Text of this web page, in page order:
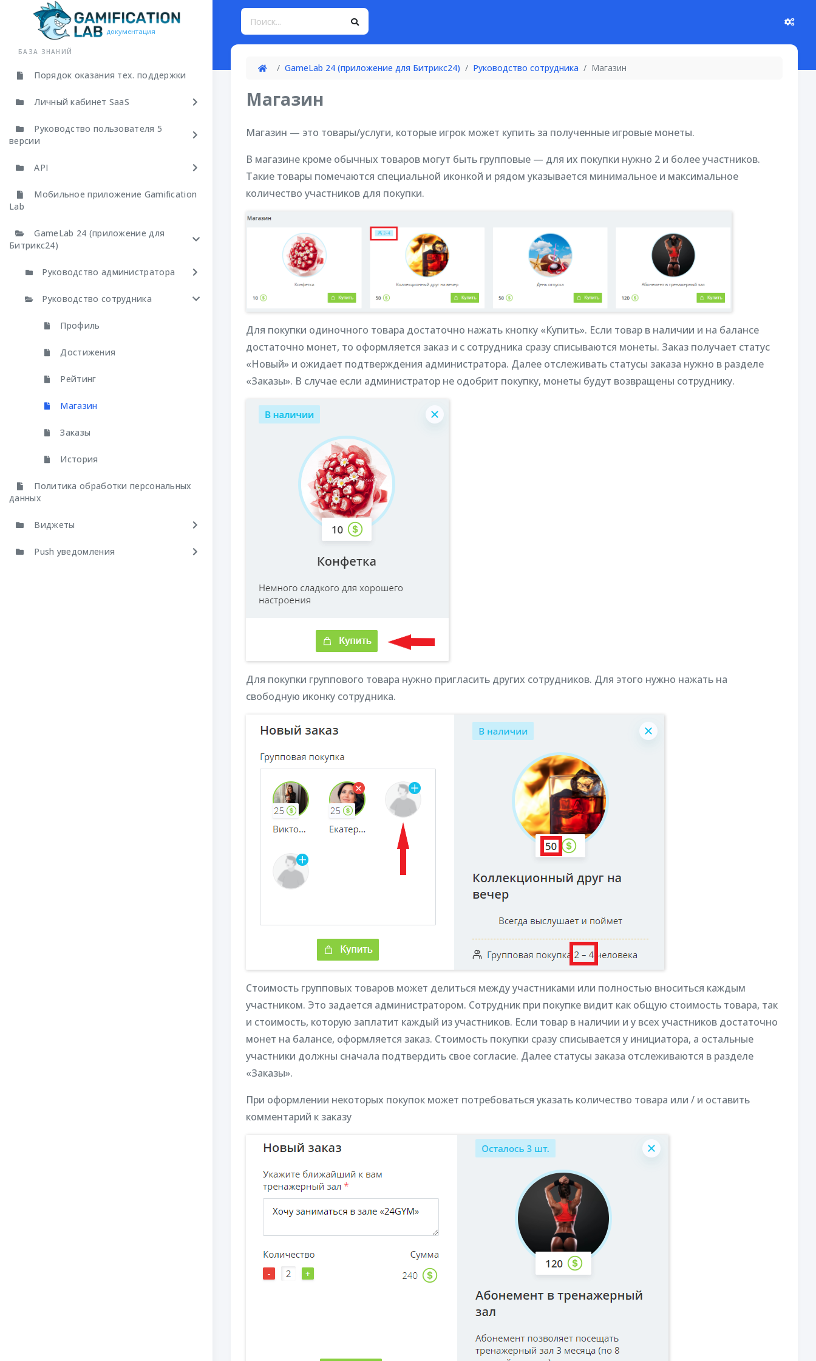
документация
БАЗА ЗНАНИЙ
Порядок оказания тех. поддержки
Личный кабинет SaaS
Руководство пользователя 5
версии
API
Мобильное приложение Gamification
Lab
GameLab 24 (приложение для
Битрикс24)
Руководство администратора
Руководство сотрудника
Профиль
Достижения
Рейтинг
Магазин
Заказы
История
Политика обработки персональных
данных
Виджеты
Push уведомления
GameLab 24 (приложение для Битрикс24) Руководство сотрудника Магазин
Магазин
Магазин — это товары/услуги, которые игрок может купить за полученные игровые монеты.
В магазине кроме обычных товаров могут быть групповые — для их покупки нужно 2 и более участников.
Такие товары помечаются специальной иконкой и рядом указывается минимальное и максимальное
количество участников для покупки.
Для покупки одиночного товара достаточно нажать кнопку «Купить». Если товар в наличии и на балансе
достаточно монет, то оформляется заказ и с сотрудника сразу списываются монеты. Заказ получает статус
«Новый» и ожидает подтверждения администратора. Далее отслеживать статусы заказа нужно в разделе
«Заказы». В случае если администратор не одобрит покупку, монеты будут возвращены сотруднику.
Для покупки группового товара нужно пригласить других сотрудников. Для этого нужно нажать на
свободную иконку сотрудника.
Стоимость групповых товаров может делиться между участниками или полностью вноситься каждым
участником. Это задается администратором. Сотрудник при покупке видит как общую стоимость товара, так
и стоимость, которую заплатит каждый из участников. Если товар в наличии и у всех участников достаточно
монет на балансе, оформляется заказ. Стоимость покупки сразу списывается у инициатора, а остальные
участники должны сначала подтвердить свое согласие. Далее статусы заказа отслеживаются в разделе
«Заказы».
При оформлении некоторых покупок может потребоваться указать количество товара или / и оставить
комментарий к заказу